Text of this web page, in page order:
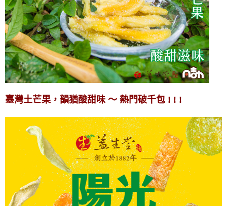
臺灣土芒果，韻猶酸甜味 ～ 熱門破千包 ! ! !